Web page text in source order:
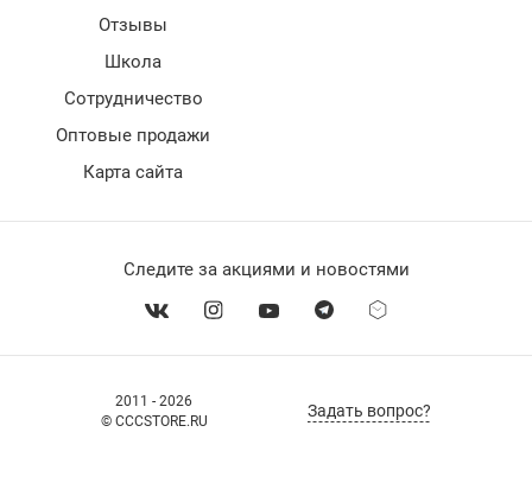
2011 - 2026
© CCCSTORE.RU
Задать вопрос?
Отзывы
Школа
Сотрудничество
Оптовые продажи
Карта сайта
Следите за акциями и новостями